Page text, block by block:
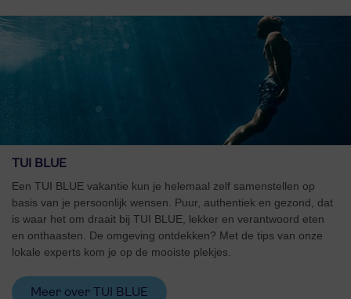
TUI BLUE
Een TUI BLUE vakantie kun je helemaal zelf samenstellen op
basis van je persoonlijk wensen. Puur, authentiek en gezond, dat
is waar het om draait bij TUI BLUE, lekker en verantwoord eten
en onthaasten. De omgeving ontdekken? Met de tips van onze
lokale experts kom je op de mooiste plekjes.
Meer over TUI BLUE